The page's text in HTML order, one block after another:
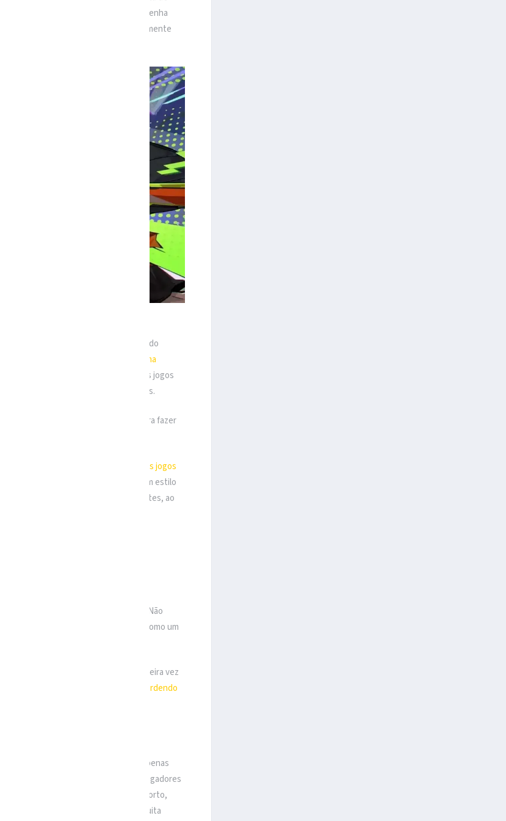
cena há muito tempo. Embora isso tenha
falhas: o jogo era voltado principalmente
isso em fevereiro de 2026, quando
equipe unida.
Isto foi seguido por uma
desafiasse os padrões usuais dos jogos
skins caras, como faz em outros títulos.
no elenco não era suficiente para fazer
especialmente não tão
outros jogos
mais fáceis de jogar e oferecem um estilo
muito mais adequados para iniciantes, ao
de jogadores continua a cair. Não
que 2XKO não morrerá; ele viverá como um
assistir ao 2XKO Top 8. Essa foi a primeira vez
negócio (
mesmo que Evo esteja perdendo
que não querem ganhar 2XKO e apenas
. Assistir os melhores jogadores
o posicionamento certo em ponto morto,
e emocionante. 2XKO exige muita